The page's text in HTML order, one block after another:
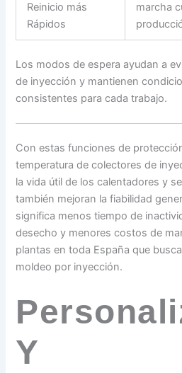
Reinicio más
Rápidos
marcha
Los modos de espera ayudan a
de inyección y mantienen
consistentes para cada trabajo.
Con estas funciones de
temperatura de colectores de
la vida útil de los calentadores y
también mejoran la fiabilidad
significa menos tiempo de
desecho y menores costos de
plantas en toda España que
moldeo por inyección.
Y